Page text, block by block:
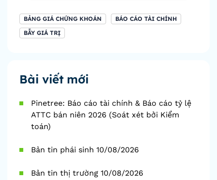
BẢNG GIÁ CHỨNG KHOÁN
BÁO CÁO TÀI CHÍNH
BẪY GIÁ TRỊ
Bài viết mới
Pinetree: Báo cáo tài chính & Báo cáo tỷ lệ
ATTC bán niên 2026 (Soát xét bởi Kiểm
toán)
Bản tin phái sinh 10/08/2026
Bản tin thị trường 10/08/2026